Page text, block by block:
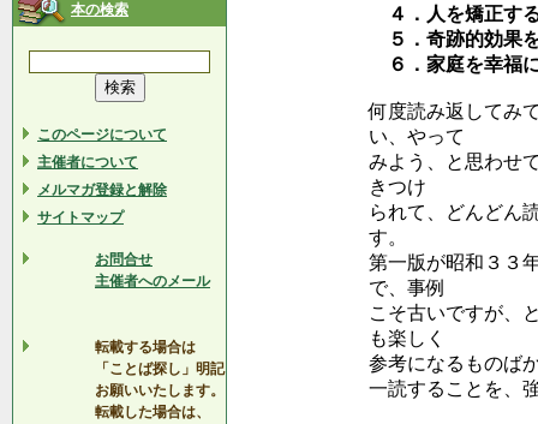
本の検索
このページについて
主催者について
メルマガ登録と解除
サイトマップ
お問合せ
主催者へのメール
転載する場合は
「ことば探し」明記
お願いいたします。
転載した場合は、
４．人を矯正す
５．奇跡的効果
６．家庭を幸福
何度読み返してみ
い、やって
みよう、と思わせ
きつけ
られて、どんどん
す。
第一版が昭和３３
で、事例
こそ古いですが、
も楽しく
参考になるものば
一読することを、